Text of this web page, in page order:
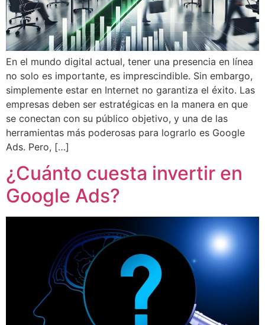
En el mundo digital actual, tener una presencia en línea
no solo es importante, es imprescindible. Sin embargo,
simplemente estar en Internet no garantiza el éxito. Las
empresas deben ser estratégicas en la manera en que
se conectan con su público objetivo, y una de las
herramientas más poderosas para lograrlo es Google
Ads. Pero, […]
¿Cuánto cuesta invertir en
Google Ads?